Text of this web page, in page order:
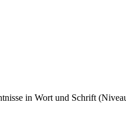
in Wort und Schrift